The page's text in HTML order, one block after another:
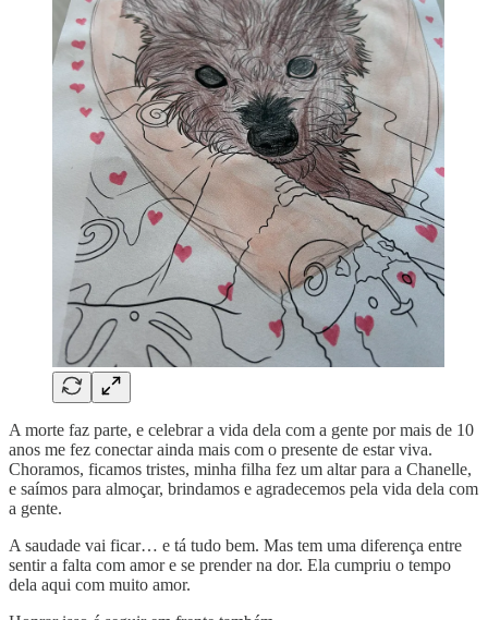
A morte faz parte, e celebrar a vida dela com a gente por mais de 10
anos me fez conectar ainda mais com o presente de estar viva.
Choramos, ficamos tristes, minha filha fez um altar para a Chanelle,
e saímos para almoçar, brindamos e agradecemos pela vida dela com
a gente.
A saudade vai ficar… e tá tudo bem. Mas tem uma diferença entre
sentir a falta com amor e se prender na dor. Ela cumpriu o tempo
dela aqui com muito amor.